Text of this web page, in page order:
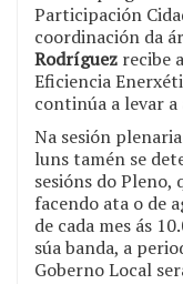
Participación
coordinación da
Rodríguez recibe
Eficiencia
continúa a levar a
Na sesión
luns tamén se
sesións do Pleno,
facendo ata o de
de cada mes ás
súa banda, a
Goberno Local